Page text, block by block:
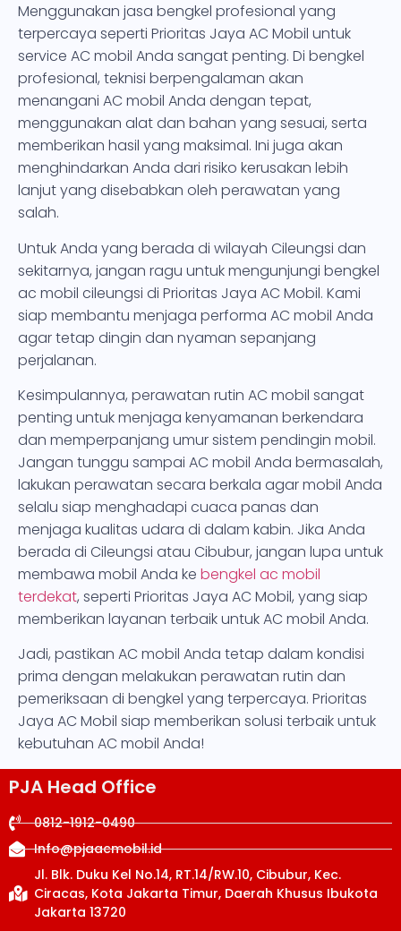
Menggunakan jasa bengkel profesional yang
terpercaya seperti Prioritas Jaya AC Mobil untuk
service AC mobil Anda sangat penting. Di bengkel
profesional, teknisi berpengalaman akan
menangani AC mobil Anda dengan tepat,
menggunakan alat dan bahan yang sesuai, serta
memberikan hasil yang maksimal. Ini juga akan
menghindarkan Anda dari risiko kerusakan lebih
lanjut yang disebabkan oleh perawatan yang
salah.
Untuk Anda yang berada di wilayah Cileungsi dan
sekitarnya, jangan ragu untuk mengunjungi bengkel
ac mobil cileungsi di Prioritas Jaya AC Mobil. Kami
siap membantu menjaga performa AC mobil Anda
agar tetap dingin dan nyaman sepanjang
perjalanan.
Kesimpulannya, perawatan rutin AC mobil sangat
penting untuk menjaga kenyamanan berkendara
dan memperpanjang umur sistem pendingin mobil.
Jangan tunggu sampai AC mobil Anda bermasalah,
lakukan perawatan secara berkala agar mobil Anda
selalu siap menghadapi cuaca panas dan
menjaga kualitas udara di dalam kabin. Jika Anda
berada di Cileungsi atau Cibubur, jangan lupa untuk
membawa mobil Anda ke bengkel ac mobil
terdekat, seperti Prioritas Jaya AC Mobil, yang siap
memberikan layanan terbaik untuk AC mobil Anda.
Jadi, pastikan AC mobil Anda tetap dalam kondisi
prima dengan melakukan perawatan rutin dan
pemeriksaan di bengkel yang terpercaya. Prioritas
Jaya AC Mobil siap memberikan solusi terbaik untuk
kebutuhan AC mobil Anda!
PJA Head Office
0812-1912-0490
Info@pjaacmobil.id
Jl. Blk. Duku Kel No.14, RT.14/RW.10, Cibubur, Kec.
Ciracas, Kota Jakarta Timur, Daerah Khusus Ibukota
Jakarta 13720